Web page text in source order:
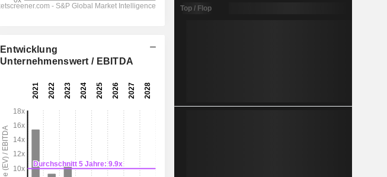
Entwicklung
Unternehmenswert / EBITDA
Top / Flop